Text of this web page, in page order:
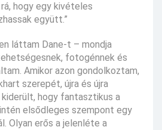
hogy egy kivételes
együtt.”
láttam Dane-t – mondja
fotogénnek és
Amikor azon gondolkoztam,
szerepét, újra és újra
hogy fantasztikus a
elsődleges szempont egy
Olyan erős a jelenléte a